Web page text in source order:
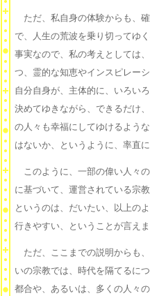
ただ、私自身の体験からも、
で、人生の荒波を乗り切ってゆ
事実なので、私の考えとしては
つ、霊的な知恵やインスピレー
自分自身が、主体的に、いろい
決めてゆきながら、できるだけ
の人々も幸福にしてゆけるよう
はないか、というように、率直に
このように、一部の偉い人々
に基づいて、運営されている宗
というのは、だいたい、以上の
行きやすい、ということが言えま
ただ、ここまでの説明からも
いの宗教では、時代を隔てるに
都合や、あるいは、多くの人々